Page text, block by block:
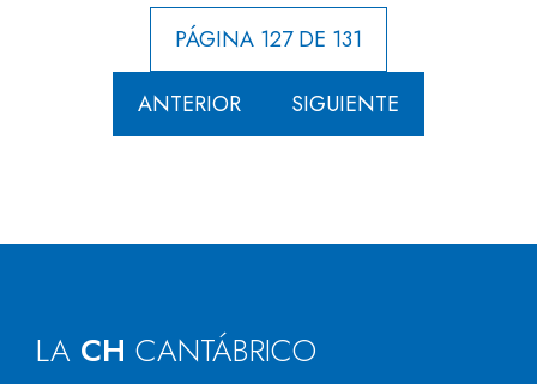
PÁGINA 127 DE 131
ANTERIOR SIGUIENTE
LA CH CANTÁBRICO